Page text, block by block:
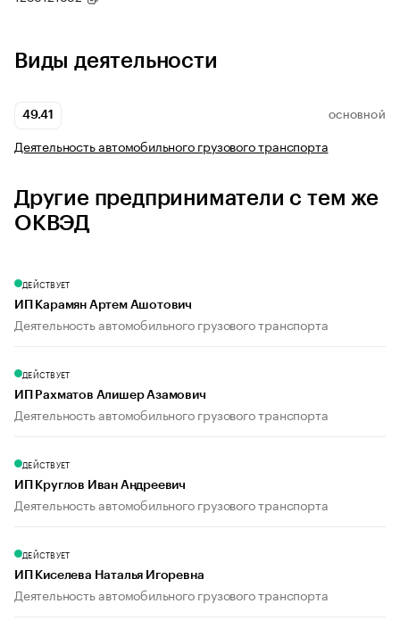
Виды деятельности
49.41 ОСНОВНОЙ
Деятельность автомобильного грузового транспорта
Другие предприниматели с тем же
ОКВЭД
ДЕЙСТВУЕТ
ИП Карамян Артем Ашотович
Деятельность автомобильного грузового транспорта
ДЕЙСТВУЕТ
ИП Рахматов Алишер Азамович
Деятельность автомобильного грузового транспорта
ДЕЙСТВУЕТ
ИП Круглов Иван Андреевич
Деятельность автомобильного грузового транспорта
ДЕЙСТВУЕТ
ИП Киселева Наталья Игоревна
Деятельность автомобильного грузового транспорта